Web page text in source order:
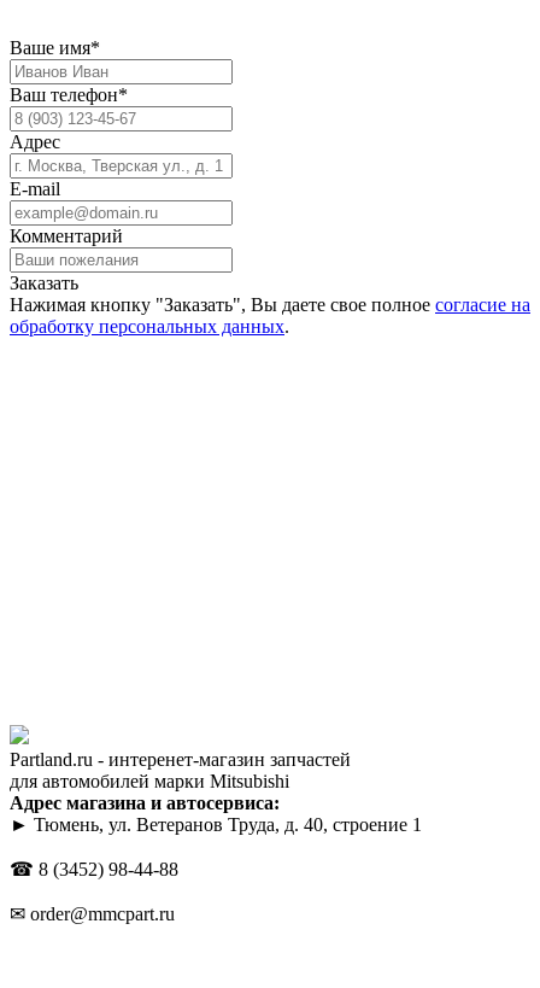
Ваше имя*
Ваш телефон*
Адрес
E-mail
Комментарий
Заказать
Нажимая кнопку "Заказать", Вы даете свое полное согласие на
обработку персональных данных.
Partland.ru - интеренет-магазин запчастей
для автомобилей марки Mitsubishi
Адрес магазина и автосервиса:
► Тюмень, ул. Ветеранов Труда, д. 40, строение 1
☎ 8 (3452) 98-44-88
✉ order@mmcpart.ru